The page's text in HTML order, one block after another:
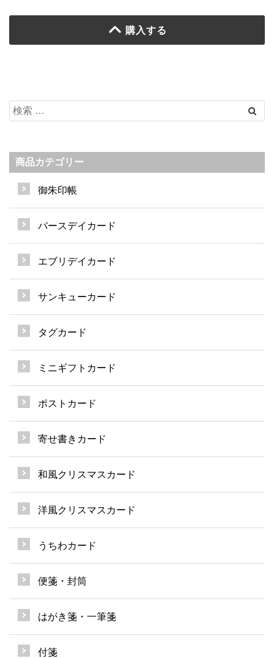
購入する
商品カテゴリー
御朱印帳
バースデイカード
エブリデイカード
サンキューカード
タグカード
ミニギフトカード
ポストカード
寄せ書きカード
和風クリスマスカード
洋風クリスマスカード
うちわカード
便箋・封筒
はがき箋・一筆箋
付箋